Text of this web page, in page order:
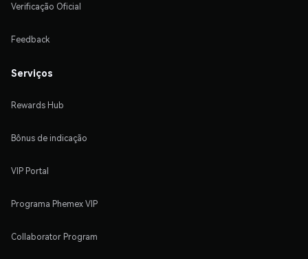
Verificação Oficial
Feedback
Serviços
Rewards Hub
Bônus de indicação
VIP Portal
Programa Phemex VIP
Collaborator Program